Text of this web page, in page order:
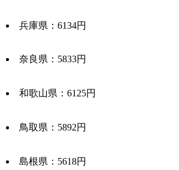
兵庫県：6134円
奈良県：5833円
和歌山県：6125円
鳥取県：5892円
島根県：5618円